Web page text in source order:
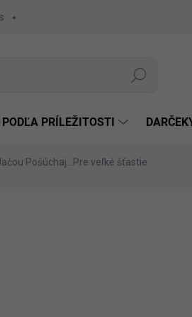
Hľadať
PODĽA PRÍLEŽITOSTI
Pošúchaj...Pre veľké šťastie